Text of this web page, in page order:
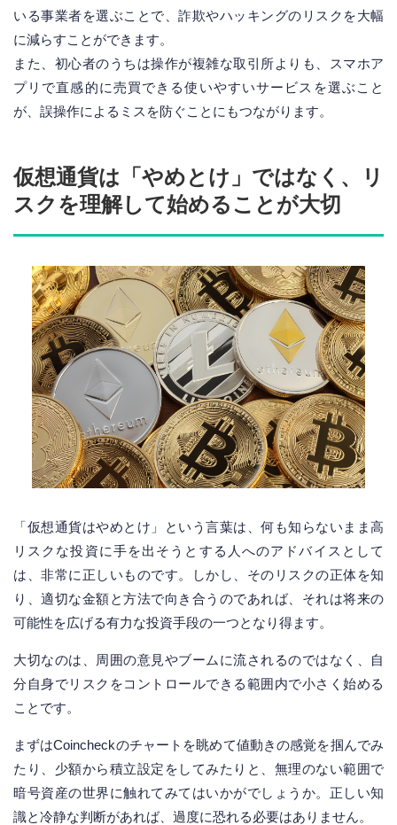
いる事業者を選ぶことで、詐欺やハッキングのリスクを大幅
に減らすことができます。
また、初心者のうちは操作が複雑な取引所よりも、スマホア
プリで直感的に売買できる使いやすいサービスを選ぶこと
が、誤操作によるミスを防ぐことにもつながります。
仮想通貨は「やめとけ」ではなく、リ
スクを理解して始めることが大切
「仮想通貨はやめとけ」という言葉は、何も知らないまま高
リスクな投資に手を出そうとする人へのアドバイスとして
は、非常に正しいものです。しかし、そのリスクの正体を知
り、適切な金額と方法で向き合うのであれば、それは将来の
可能性を広げる有力な投資手段の一つとなり得ます。
大切なのは、周囲の意見やブームに流されるのではなく、自
分自身でリスクをコントロールできる範囲内で小さく始める
ことです。
まずはCoincheckのチャートを眺めて値動きの感覚を掴んでみ
たり、少額から積立設定をしてみたりと、無理のない範囲で
暗号資産の世界に触れてみてはいかがでしょうか。正しい知
識と冷静な判断があれば、過度に恐れる必要はありません。